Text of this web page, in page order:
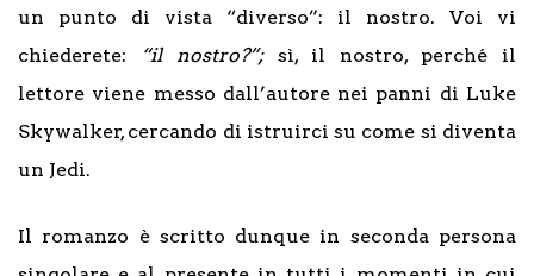
un punto di vista “diverso”: il nostro. Voi vi
chiederete:
“il nostro?”; sì, il nostro, perché il
lettore viene messo dall’autore nei panni di Luke
Skywalker, cercando di istruirci su come si diventa
un Jedi.
Il romanzo è scritto dunque in seconda persona